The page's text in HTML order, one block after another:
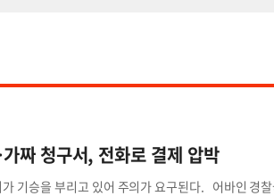
짜 청구서, 전화로 결제 압박
기승을 부리고 있어 주의가 요구된다. 어바인 경